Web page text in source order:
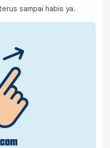
sampai habis ya.